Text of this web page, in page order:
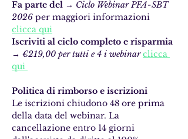
Fa parte del → Ciclo Webinar PFA-SBT
2026 per maggiori informazioni
clicca qui
Iscriviti al ciclo completo e risparmia
→ €219,00 per tutti e 4 i webinar clicca
qui
Politica di rimborso e iscrizioni
Le iscrizioni chiudono 48 ore prima
della data del webinar. La
cancellazione entro 14 giorni